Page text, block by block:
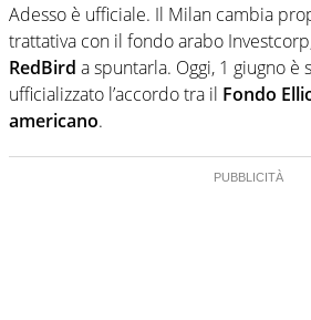
Adesso è ufficiale. Il Milan cambia
trattativa con il fondo arabo
RedBird a spuntarla. Oggi, 1 giugno è
ufficializzato l’accordo tra il Fondo
americano.